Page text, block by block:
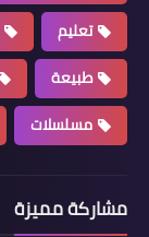
تعليم
طبيعة
مسلسلات
مشاركة مميزة